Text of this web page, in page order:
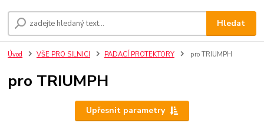
Hledat
Úvod VŠE PRO SILNICI PADACÍ PROTEKTORY pro TRIUMPH
pro TRIUMPH
Upřesnit parametry